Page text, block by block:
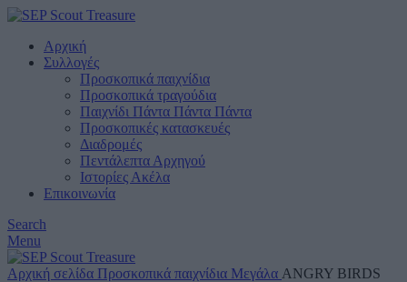
Αρχική
Συλλογές
Προσκοπικά παιχνίδια
Προσκοπικά τραγούδια
Παιχνίδι Πάντα Πάντα Πάντα
Προσκοπικές κατασκευές
Διαδρομές
Πεντάλεπτα Αρχηγού
Ιστορίες Ακέλα
Επικοινωνία
Search
Menu
Αρχική σελίδα Προσκοπικά παιχνίδια Μεγάλα ANGRY BIRDS